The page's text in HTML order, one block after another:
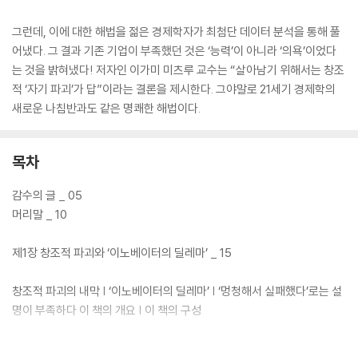
그런데, 이에 대한 해법을 젊은 경제학자가 최첨단 데이터 분석을 통해 풀
어냈다. 그 결과 기존 기업이 부족했던 것은 ‘능력’이 아니라 ‘의욕’이었다
는 것을 밝혀냈다! 저자인 이가미 미츠루 교수는 “살아남기 위해서는 창조
적 ‘자기 파괴’가 답”이라는 결론을 제시한다. 그야말로 21세기 경제학의
새로운 나침반과도 같은 명쾌한 해법이다.
목차
감수의 글 _ 05
머리말 _ 10
제1장 창조적 파괴와 ‘이노베이터의 딜레마’ _ 15
창조적 파괴의 내막 | ‘이노베이터의 딜레마’ | ‘멍청해서 실패했다’로는 설
명이 부족하다 이 책의 개요 | 이 책의 구성